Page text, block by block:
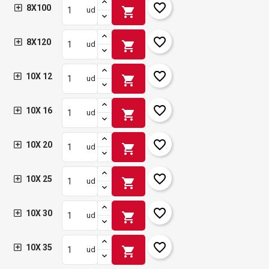
8X100 ud shopping_cart favorite_border
8X120 ud shopping_cart favorite_border
10X 12 ud shopping_cart favorite_border
10X 16 ud shopping_cart favorite_border
10X 20 ud shopping_cart favorite_border
10X 25 ud shopping_cart favorite_border
10X 30 ud shopping_cart favorite_border
10X 35 ud shopping_cart favorite_border